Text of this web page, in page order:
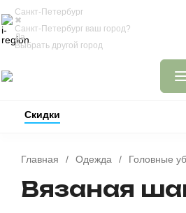
Санкт-Петербург
✖
Санкт-Петербург ваш город?
Да
Выбрать другой город
Скидки
Главная / Одежда / Головные
Вязаная